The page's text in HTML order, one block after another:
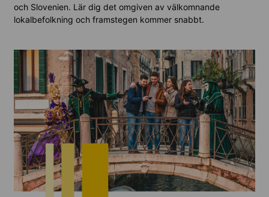
och Slovenien. Lär dig det omgiven av välkomnande
lokalbefolkning och framstegen kommer snabbt.